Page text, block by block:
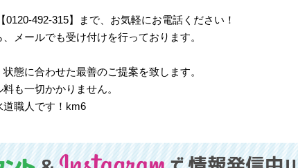
492-315】まで、お気軽にお電話ください！
メールでも受け付けを行っております。
態に合わせた最善のご提案を致します。
も一切かかりません。
道職人です！km6